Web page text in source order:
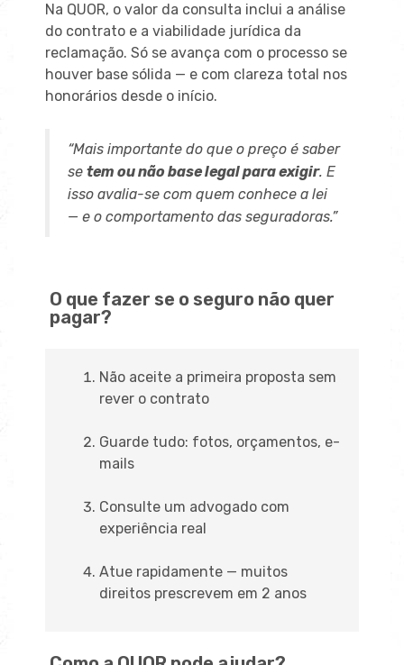
Na QUOR, o valor da consulta inclui a análise
do contrato e a viabilidade jurídica da
reclamação. Só se avança com o processo se
houver base sólida — e com clareza total nos
honorários desde o início.
“Mais importante do que o preço é saber
se tem ou não base legal para exigir. E
isso avalia-se com quem conhece a lei
— e o comportamento das seguradoras.”
O que fazer se o seguro não quer
pagar?
Não aceite a primeira proposta sem
rever o contrato
Guarde tudo: fotos, orçamentos, e-
mails
Consulte um advogado com
experiência real
Atue rapidamente — muitos
direitos prescrevem em 2 anos